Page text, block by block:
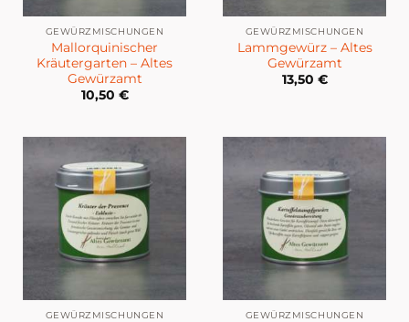
GEWÜRZMISCHUNGEN
Mallorquinischer
Kräutergarten – Altes
Gewürzamt
10,50 €
GEWÜRZMISCHUNGEN
Lammgewürz – Altes
Gewürzamt
13,50 €
GEWÜRZMISCHUNGEN GEWÜRZMISCHUNGEN